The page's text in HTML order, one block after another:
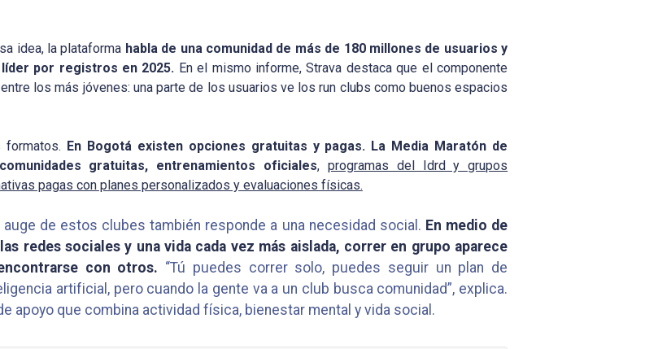
idea, la plataforma habla de una comunidad de más de 180 millones de usuarios y
por registros en 2025. En el mismo informe, Strava destaca que el componente
los más jóvenes: una parte de los usuarios ve los run clubs como buenos espacios
formatos. En Bogotá existen opciones gratuitas y pagas. La Media Maratón de
gratuitas, entrenamientos oficiales, programas del Idrd y grupos
pagas con planes personalizados y evaluaciones físicas.
auge de estos clubes también responde a una necesidad social. En medio de
redes sociales y una vida cada vez más aislada, correr en grupo aparece
con otros. “Tú puedes correr solo, puedes seguir un plan de
artificial, pero cuando la gente va a un club busca comunidad”, explica.
apoyo que combina actividad física, bienestar mental y vida social.